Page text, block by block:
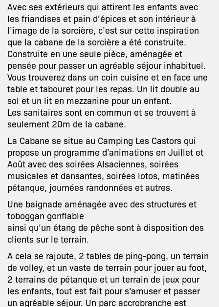
Avec ses extérieurs qui attirent les enfants avec
les friandises et pain d’épices et son intérieur à
l’image de la sorcière, c’est sur cette inspiration
que la cabane de la sorcière a été construite.
Construite en une seule pièce, aménagée et
pensée pour passer un agréable séjour inhabituel.
Vous trouverez dans un coin cuisine et en face une
table et tabouret pour les repas. Un lit double au
sol et un lit en mezzanine pour un enfant.
Les sanitaires sont en commun et se trouvent à
seulement 20m de la cabane.
La Cabane se situe au Camping Les Castors qui
propose un programme d’animations en Juillet et
Août avec des soirées Alsaciennes, soirées
musicales et dansantes, soirées lotos, matinées
pétanque, journées randonnées et autres.
Une baignade aménagée avec des structures et
toboggan gonflable
ainsi qu’un étang de pêche sont à disposition des
clients sur le terrain.
A cela se rajoute, 2 tables de ping-pong, un terrain
de volley, et un vaste de terrain pour jouer au foot,
2 terrains de pétanque et un terrain de jeux pour
les enfants, tout est fait pour s’amuser et passer
un agréable séjour. Un parc accrobranche est